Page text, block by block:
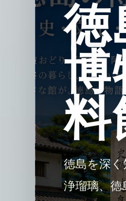
徳
博
料
徳島を深
浄瑠璃、徳